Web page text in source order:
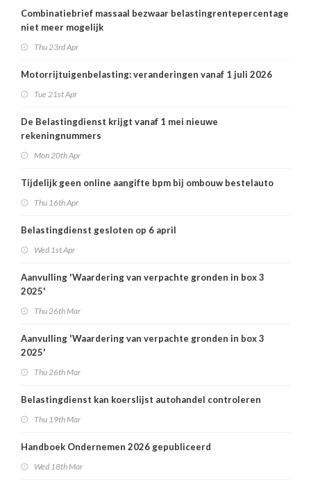
Combinatiebrief massaal bezwaar belastingrentepercentage
niet meer mogelijk
Thu 23rd Apr
Motorrijtuigenbelasting: veranderingen vanaf 1 juli 2026
Tue 21st Apr
De Belastingdienst krijgt vanaf 1 mei nieuwe
rekeningnummers
Mon 20th Apr
Tijdelijk geen online aangifte bpm bij ombouw bestelauto
Thu 16th Apr
Belastingdienst gesloten op 6 april
Wed 1st Apr
Aanvulling 'Waardering van verpachte gronden in box 3
2025'
Thu 26th Mar
Aanvulling 'Waardering van verpachte gronden in box 3
2025'
Thu 26th Mar
Belastingdienst kan koerslijst autohandel controleren
Thu 19th Mar
Handboek Ondernemen 2026 gepubliceerd
Wed 18th Mar